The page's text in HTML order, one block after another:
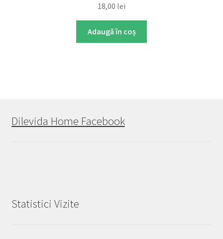
18,00 lei
Adaugă în coș
Dilevida Home Facebook
Statistici Vizite